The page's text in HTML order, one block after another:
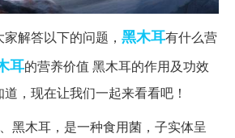
解答以下的问题， 黑木耳有什么营
耳的营养价值 黑木耳的作用及功效
，现在让我们一起来看看吧！
黑木耳，是一种食用菌，子实体呈